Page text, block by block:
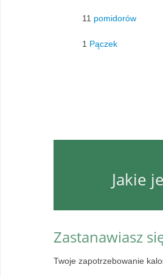
11 pomidorów
1 Pączek
Jakie
Zastanawiasz
Twoje zapotrzebowanie